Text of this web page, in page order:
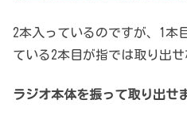
2本入っているのですが、1本
ている2本目が指では取り出せ
ラジオ本体を振って取り出せ